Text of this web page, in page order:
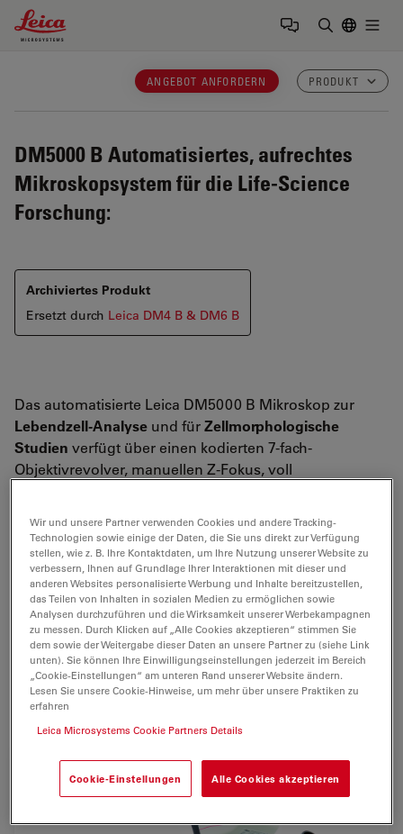
Leica Microsystems Logo
ANGEBOT ANFORDERN PRODUKT
DM5000 B Automatisiertes, aufrechtes
Mikroskopsystem für die Life-Science
Forschung:
Archiviertes Produkt
Ersetzt durch Leica DM4 B & DM6 B
Das automatisierte Leica DM5000 B Mikroskop zur
Lebendzell-Analyse und fürZellmorphologische
Studien verfügt über einen kodierten 7-fach-
Objektivrevolver, manuellen Z-Fokus, voll
zu einemautomatisiertenHellfeld, Dunkelfeld, Phasen-
und Polarisationskontrast bietet das Leica DM5000 B
einen voll automatisiertenDifferentiellen
Interferenzkontrast(DIC).
Zusammen mit einer speziellen Software und der
motorisierten Fluoreszenzachse ist das Leica DM5000 B
ideal für anspruchsvolle Fluoreszenzanwendungen mit
fixierten Zellen, lebenden Zellen und Gewebeproben.
Wir und unsere Partner verwenden Cookies und andere Tracking-
Technologien sowie einige der Daten, die Sie uns direkt zur Verfügung
stellen, wie z. B. Ihre Kontaktdaten, um Ihre Nutzung unserer Website zu
verbessern, Ihnen auf Grundlage Ihrer Interaktionen mit dieser und
anderen Websites personalisierte Werbung und Inhalte bereitzustellen,
das Teilen von Inhalten in sozialen Medien zu ermöglichen sowie
Analysen durchzuführen und die Wirksamkeit unserer Werbekampagnen
zu messen. Durch Klicken auf „Alle Cookies akzeptieren“ stimmen Sie
dem sowie der Weitergabe dieser Daten an unsere Partner zu (siehe Link
unten). Sie können Ihre Einwilligungseinstellungen jederzeit im Bereich
„Cookie-Einstellungen“ am unteren Rand unserer Website ändern.
Lesen Sie unsere Cookie-Hinweise, um mehr über unsere Praktiken zu
erfahren
Leica Microsystems Cookie Partners Details
Cookie-Einstellungen Alle Cookies akzeptieren